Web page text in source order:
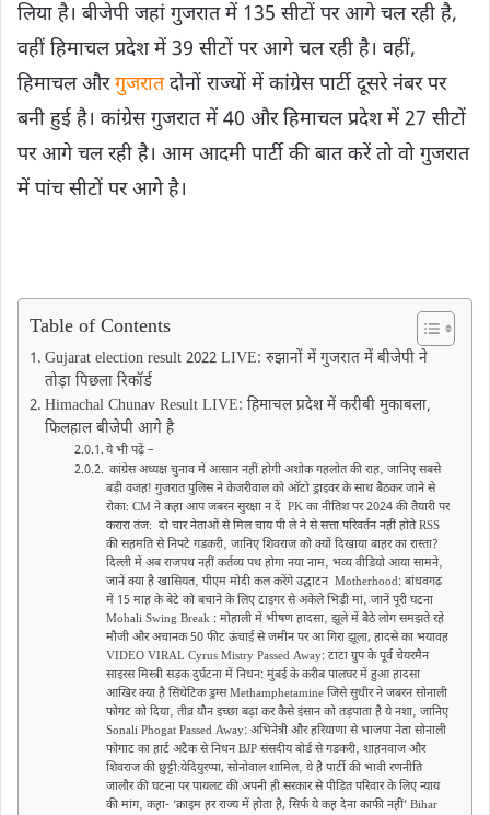
लिया है। बीजेपी जहां गुजरात में 135 सीटों पर आगे चल रही है,
वहीं हिमाचल प्रदेश में 39 सीटों पर आगे चल रही है। वहीं,
हिमाचल औरगुजरातदोनों राज्यों में कांग्रेस पार्टी दूसरे नंबर पर
बनी हुई है। कांग्रेस गुजरात में 40 और हिमाचल प्रदेश में 27 सीटों
पर आगे चल रही है। आम आदमी पार्टी की बात करें तो वो गुजरात
में पांच सीटों पर आगे है।
Table of Contents
Gujarat election result 2022 LIVE: रुझानों में गुजरात में बीजेपी ने
तोड़ा पिछला रिकॉर्ड
Himachal Chunav Result LIVE: हिमाचल प्रदेश में करीबी मुकाबला,
फिलहाल बीजेपी आगे है
ये भी पढ़ें –
कांग्रेस अध्यक्ष चुनाव में आसान नहीं होगी अशाेक गहलोत की राह‚ जानिए सबसे
बड़ी वजहǃ गुजरात पुलिस ने केजरीवाल को ऑटो ड्राइवर के साथ बैठकर जाने से
रोकाः CM ने कहा आप जबरन सुरक्षा न दें PK का नीतिश पर 2024 की तैयारी पर
करारा तंजः दो चार नेताओं से मिल चाय पी ले ने से सत्ता परिवर्तन नहीं होते RSS
की सहमति से निपटे गडकरी‚ जानिए शिवराज को क्यों दिखाया बाहर का रास्ता?
दिल्ली में अब राजपथ नहीं कर्तव्य पथ होगा नया नाम‚ भव्य वीडियो आया सामने‚
जानें क्या है खासियत‚ पीएम मोदी कल करेंगे उद्घाटन Motherhood: बांधवगढ़
में 15 माह के बेटे को बचाने के लिए टाइगर से अकेले भिड़ी मां‚ जानें पूरी घटना
Mohali Swing Break : मोहाली में भीषण हादसा‚ झूले में बैठे लोग समझते रहे
मौजी और अचानक 50 फीट ऊंचाई से जमीन पर आ गिरा झूला, हादसे का भयावह
VIDEO VIRAL Cyrus Mistry Passed Away: टाटा ग्रुप के पूर्व चेयरमैन
साइरस मिस्त्री सड़क दुर्घटना में निधन: मुंबई के करीब पालघर में हुआ हादसा
आखिर क्या है सिंथेटिक ड्रग्स Methamphetamine जिसे सुधीर ने जबरन सोनाली
फोगट को दिया‚ तीव्र यौन इच्छा बढ़ा कर कैसे इंसान को तड़पाता है ये नशा‚ जानिए
Sonali Phogat Passed Away: अभिनेत्री और हरियाणा से भाजपा नेता सोनाली
फोगाट का हार्ट अटैक से निधन BJP संसदीय बोर्ड से गडकरी‚ शाहनवाज और
शिवराज की छुट्टीःयेदियुरप्पा, सोनोवाल शामिल‚ ये है पार्टी की भावी रणनीति
जालौर की घटना पर पायलट की अपनी ही सरकार से पीड़ित परिवार के लिए न्याय
की मांग‚ कहा- ‘क्राइम हर राज्य में होता है, सिर्फ ये कह देना काफी नहीं’ Bihar